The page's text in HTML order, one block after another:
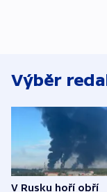
Výběr
V Rusku hoří obří